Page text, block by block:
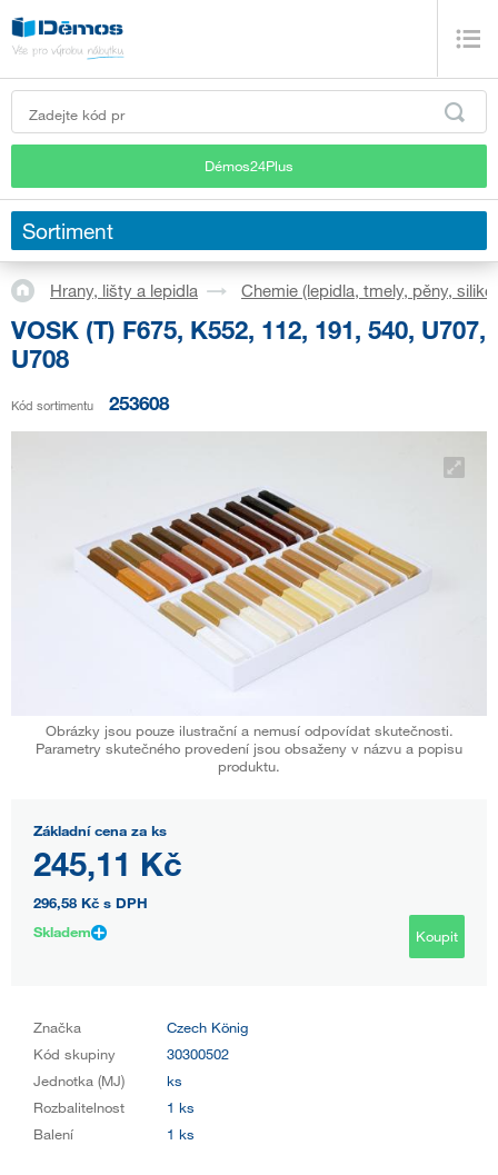
Démos24Plus
Sortiment
Hrany, lišty a lepidla Chemie (lepidla, tmely, pěny,
VOSK (T) F675, K552, 112, 191, 540, U707,
U708
Kód sortimentu 253608
Obrázky jsou pouze ilustrační a nemusí odpovídat skutečnosti.
Parametry skutečného provedení jsou obsaženy v názvu a popisu
produktu.
Základní cena za ks
245,11 Kč
296,58 Kč s DPH
Skladem
Koupit
Značka
Czech König
Kód skupiny
30300502
Jednotka (MJ)
ks
Rozbalitelnost
1 ks
Balení
1 ks